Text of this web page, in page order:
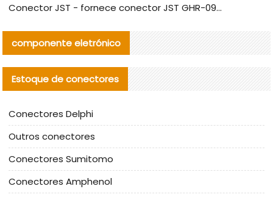
Conector JST - fornece conector JST GHR-09V-S autêntico | substituto
componente eletrónico
Estoque de conectores
Conectores Delphi
Outros conectores
Conectores Sumitomo
Conectores Amphenol